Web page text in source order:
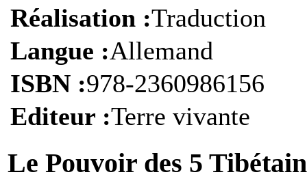
Réalisation :Traduction
Langue :Allemand
ISBN :978-2360986156
Editeur :Terre vivante
Le Pouvoir des 5